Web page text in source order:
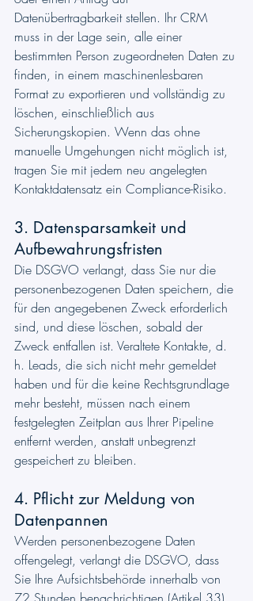
Datenübertragbarkeit stellen. Ihr CRM
muss in der Lage sein, alle einer
bestimmten Person zugeordneten Daten zu
finden, in einem maschinenlesbaren
Format zu exportieren und vollständig zu
löschen, einschließlich aus
Sicherungskopien. Wenn das ohne
manuelle Umgehungen nicht möglich ist,
tragen Sie mit jedem neu angelegten
Kontaktdatensatz ein Compliance-Risiko.
3. Datensparsamkeit und
Aufbewahrungsfristen
Die DSGVO verlangt, dass Sie nur die
personenbezogenen Daten speichern, die
für den angegebenen Zweck erforderlich
sind, und diese löschen, sobald der
Zweck entfallen ist. Veraltete Kontakte, d.
h. Leads, die sich nicht mehr gemeldet
haben und für die keine Rechtsgrundlage
mehr besteht, müssen nach einem
festgelegten Zeitplan aus Ihrer Pipeline
entfernt werden, anstatt unbegrenzt
gespeichert zu bleiben.
4. Pflicht zur Meldung von
Datenpannen
Werden personenbezogene Daten
offengelegt, verlangt die DSGVO, dass
Sie Ihre Aufsichtsbehörde innerhalb von